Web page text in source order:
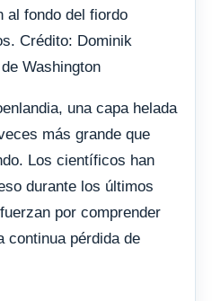
al fondo del fiordo
Crédito: Dominik
Washington
una capa helada
más grande que
Los científicos han
durante los últimos
por comprender
continua pérdida de